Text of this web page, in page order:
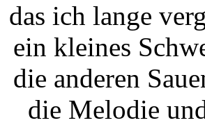
das ich lange
ein kleines
die anderen
die Melodie